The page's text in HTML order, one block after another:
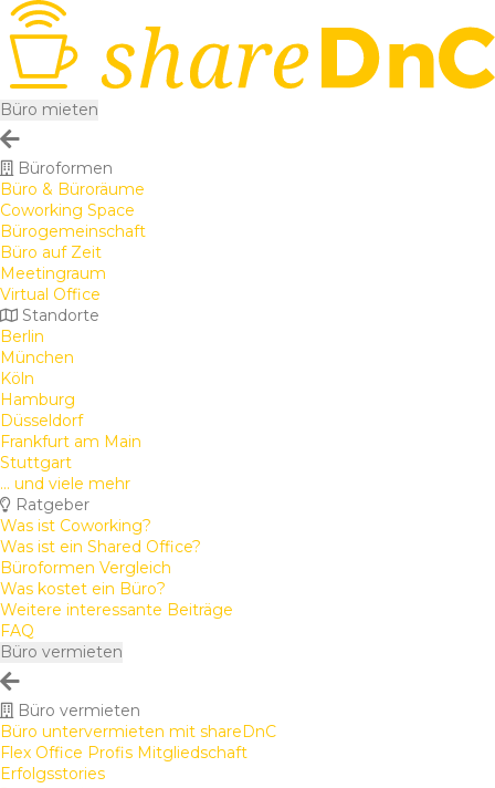
Büro mieten
Büroformen
Büro & Büroräume
Coworking Space
Bürogemeinschaft
Büro auf Zeit
Meetingraum
Virtual Office
Standorte
Berlin
München
Köln
Hamburg
Düsseldorf
Frankfurt am Main
Stuttgart
... und viele mehr
Ratgeber
Was ist Coworking?
Was ist ein Shared Office?
Büroformen Vergleich
Was kostet ein Büro?
Weitere interessante Beiträge
FAQ
Büro vermieten
Büro vermieten
Büro untervermieten mit shareDnC
Flex Office Profis Mitgliedschaft
Erfolgsstories